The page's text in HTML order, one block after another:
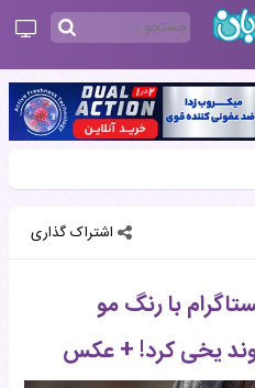
اشتراک گذاری
با رنگ مو
یخی کرد! + عکس